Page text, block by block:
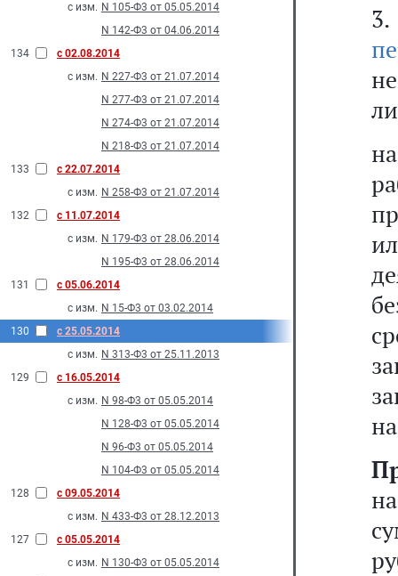
с изм. N 105-Ф3 от 05.05.2014
N 142-Ф3 от 04.06.2014
134
с 02.08.2014
с изм. N 227-Ф3 от 21.07.2014
N 277-Ф3 от 21.07.2014
N 274-Ф3 от 21.07.2014
N 218-Ф3 от 21.07.2014
133
с 22.07.2014
с изм. N 258-Ф3 от 21.07.2014
132
с 11.07.2014
с изм. N 179-Ф3 от 28.06.2014
N 195-Ф3 от 28.06.2014
131
с 05.06.2014
с изм. N 15-Ф3 от 03.02.2014
130
с 25.05.2014
с изм. N 313-Ф3 от 25.11.2013
129
с 16.05.2014
с изм. N 98-Ф3 от 05.05.2014
N 128-Ф3 от 05.05.2014
N 96-Ф3 от 05.05.2014
N 104-Ф3 от 05.05.2014
128
с 09.05.2014
с изм. N 433-Ф3 от 28.12.2013
127
с 05.05.2014
с изм. N 130-Ф3 от 05.05.2014